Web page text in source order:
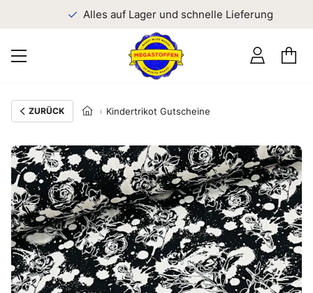
Alles auf Lager und schnelle Lieferung
ZURÜCK Kindertrikot Gutscheine